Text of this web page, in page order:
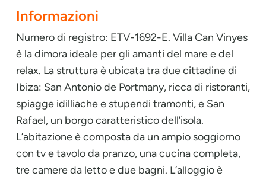
Informazioni
Numero di registro: ETV-1692-E. Villa Can Vinyes
è la dimora ideale per gli amanti del mare e del
relax. La struttura è ubicata tra due cittadine di
Ibiza: San Antonio de Portmany, ricca di ristoranti,
spiagge idilliache e stupendi tramonti, e San
Rafael, un borgo caratteristico dell’isola.
L’abitazione è composta da un ampio soggiorno
con tv e tavolo da pranzo, una cucina completa,
tre camere da letto e due bagni. L’alloggio è